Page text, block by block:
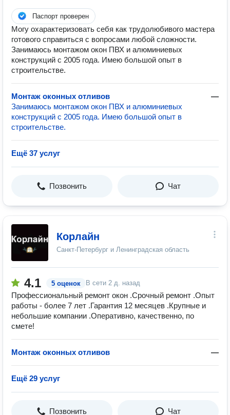
Паспорт проверен
Могу охарактеризовать себя как трудолюбивого мастера
готового справиться с вопросами любой сложности.
Занимаюсь монтажом окон ПВХ и алюминиевых
конструкций с 2005 года. Имею большой опыт в
строительстве.
Монтаж оконных отливов
—
Занимаюсь монтажом окон ПВХ и алюминиевых
конструкций с 2005 года. Имею большой опыт в
строительстве.
Ещё 37 услуг
Позвонить Чат
Корлайн
Санкт-Петербург и Ленинградская область
4.1 5 оценок В сети 2 д. назад
Профессиональный ремонт окон .Срочный ремонт .Опыт
работы - более 7 лет .Гарантия 12 месяцев .Крупные и
небольшие компании .Оперативно, качественно, по
смете!
Монтаж оконных отливов —
Ещё 29 услуг
Позвонить Чат